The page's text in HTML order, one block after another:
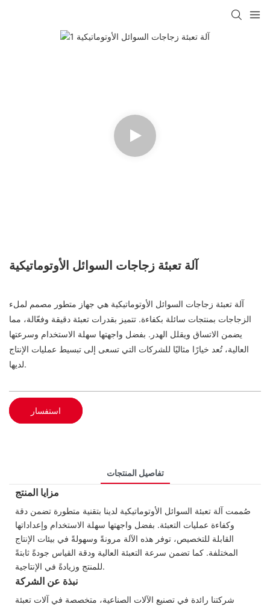
آلة تعبئة زجاجات السوائل الأوتوماتيكية
آلة تعبئة زجاجات السوائل الأوتوماتيكية هي جهاز متطور مصمم لملء
الزجاجات بمنتجات سائلة بكفاءة. تتميز بقدرات تعبئة دقيقة وفعّالة، مما
يضمن الاتساق ويقلل الهدر. بفضل واجهتها سهلة الاستخدام وسرعتها
العالية، تُعد خيارًا مثاليًا للشركات التي تسعى إلى تبسيط عمليات الإنتاج
لديها.
استفسار
تفاصيل المنتجات
مزايا المنتج
صُممت آلة تعبئة السوائل الأوتوماتيكية لدينا بتقنية متطورة تضمن دقة
وكفاءة عمليات التعبئة. بفضل واجهتها سهلة الاستخدام وإعداداتها
القابلة للتخصيص، توفر هذه الآلة مرونةً وسهولةً في بيئات الإنتاج
المختلفة. كما تضمن سرعة التعبئة العالية ودقة القياس جودةً ثابتةً
للمنتج وزيادةً في الإنتاجية.
نبذة عن الشركة
شركتنا رائدة في تصنيع الآلات الصناعية، متخصصة في آلات تعبئة